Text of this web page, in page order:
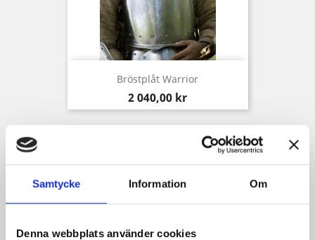
Samtycke Information Om
Denna webbplats använder cookies
Bröstplåt Warrior
Pris
2 040,00 kr